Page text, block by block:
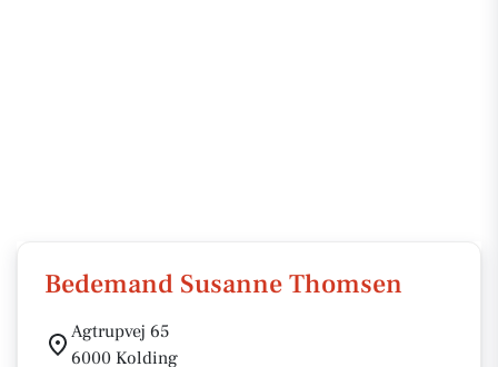
Bedemand Susanne Thomsen
Agtrupvej 65
6000 Kolding